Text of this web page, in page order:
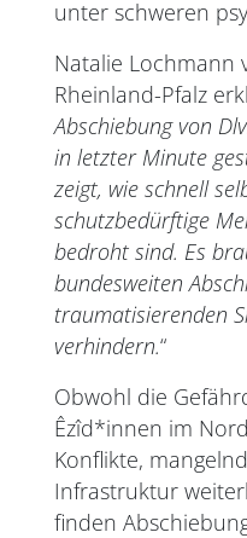
unter schweren
Natalie Lochmann
Rheinland-Pfalz
Abschiebung von
in letzter Minute
zeigt, wie schnell
schutzbedürftige
bedroht sind. Es
bundesweiten
traumatisierenden
verhindern.“
Obwohl die
Êzîd*innen im
Konflikte,
Infrastruktur
finden